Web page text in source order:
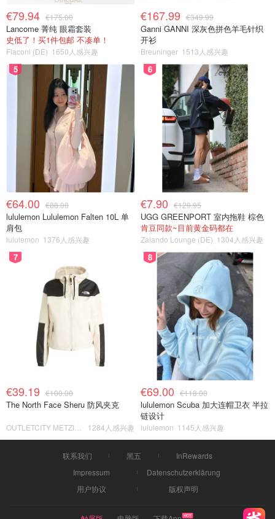
€79.94 €175.00
Lancome 菁纯 眼霜套装
史低了！买1件包邮 不凑单！
Flaconi (DE) 1650人感兴趣
€167.99 €349.99
Ganni GANNI 深灰色拼色羊毛针织
开衫
Breuninger 1513人感兴趣
5
€64.00 €88.00
lululemon Lululemon Falten 10L 单
肩包
lululemon 1376人感兴趣
6
€7.90 €129.95
UGG GREENPORT 室内拖鞋 棕色
肯豆同款~目前黄金码都在
Zalando Lounge (DE) 1304人感兴趣
7
€39.19 €100.00
The North Face Sheru 防风夹克
1284人感兴趣
8
€69.00 €118.00
lululemon Scuba 加大连帽卫衣 半拉
链设计
lululemon 1145人感兴趣
联系我们 黑五
InRewards
Impressum
Datenschutzerklärung
用户协议
版权声明